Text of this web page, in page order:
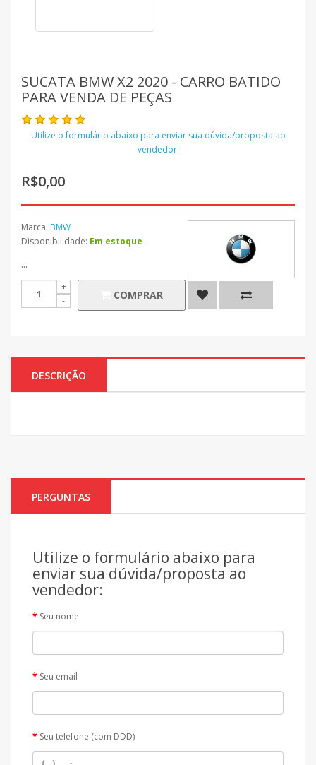
SUCATA BMW X2 2020 - CARRO BATIDO
PARA VENDA DE PEÇAS
Utilize o formulário abaixo para enviar sua dúvida/proposta ao
vendedor:
R$0,00
Marca: BMW
Disponibilidade: Em estoque
...
COMPRAR
DESCRIÇÃO
PERGUNTAS
Utilize o formulário abaixo para
enviar sua dúvida/proposta ao
vendedor:
Seu nome
Seu email
Seu telefone (com DDD)